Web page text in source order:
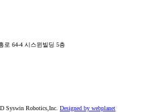
로 64-4 시스윈빌딩 5층
Syswin Robotics,Inc. Designed by webplanet